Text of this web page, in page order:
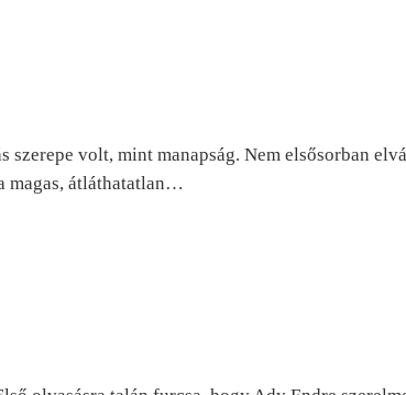
szerepe volt, mint manapság. Nem elsősorban
magas, átláthatatlan…